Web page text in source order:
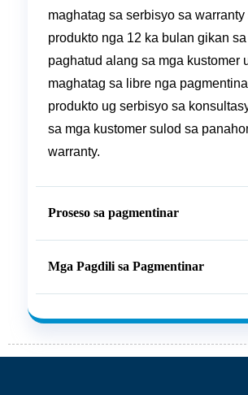
maghatag sa serbisyo sa warranty
produkto nga 12 ka bulan gikan
paghatud alang sa mga kustomer
maghatag sa libre nga
produkto ug serbisyo sa
sa mga kustomer sulod sa
warranty.
Proseso sa pagmentinar
Mga Pagdili sa Pagmentinar